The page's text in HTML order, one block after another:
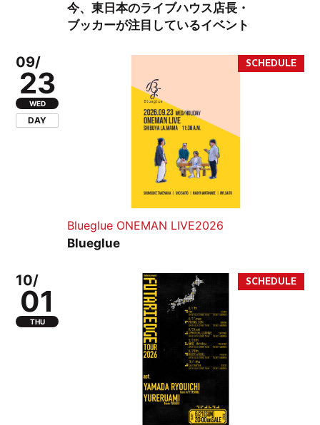
今、東日本のライブハウス店長・
ブッカーが注目しているイベント
09/
23
WED
DAY
Blueglue ONEMAN LIVE2026
Blueglue
10/
01
THU